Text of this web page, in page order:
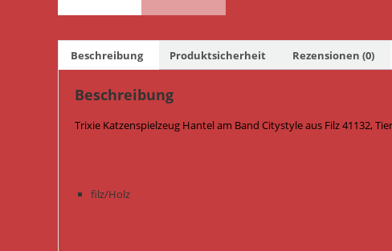
Beschreibung Produktsicherheit Rezensionen (0)
Beschreibung
Trixie Katzenspielzeug Hantel am Band Citystyle aus Filz 41132,
filz/Holz